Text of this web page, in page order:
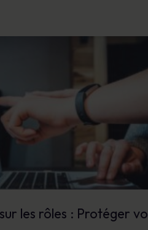
les rôles : Protéger